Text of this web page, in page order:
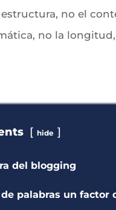
estructura, no el
no la
hide
del blogging
palabras un factor